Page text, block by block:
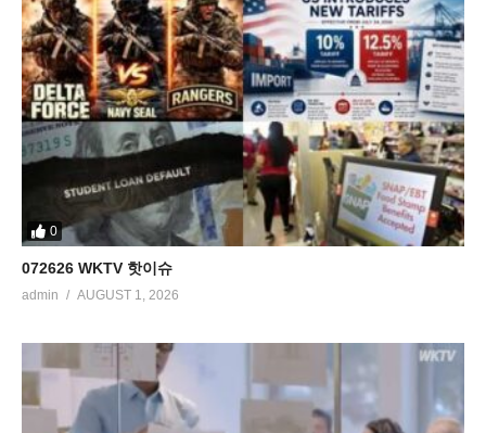
0
072626 WKTV 핫이슈
admin AUGUST 1, 2026